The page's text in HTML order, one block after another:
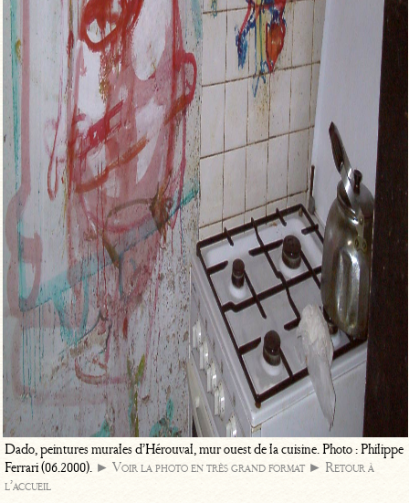
Dado, peintures murales d’Hérouval, mur ouest de la cuisine. Photo : Philippe
Ferrari (06.2000). ► Voir la photo en très grand format ► Retour à
l’accueil